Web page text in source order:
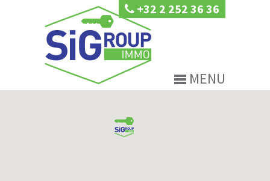
+32 2 252 36 36
MENU